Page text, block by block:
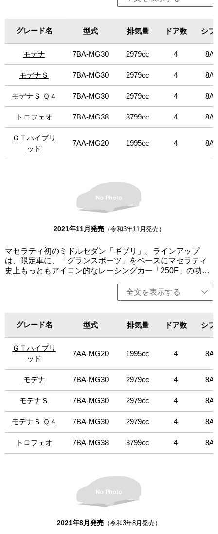
リアカラーに併せて、レッドもしくはイエローの専用ステ
用ホイールライン（イエロー）を採用。今回、「GTハイブ
リッド」をベースに日本人が古来より親しんできた「黒」
設定（限定24台）。エクステリアデザインではCピラーの
エンブレムが「モデナ」仕様の「黒」に変更された。ま
た、通常シルバー色のサイドGTバッジ、またリアゲートに
刻まれた「maserati」と「Ghibli」の文字も、特別な「黒」
のコーディネートを施している。「モデナS Q4」は左ハン
ドルのみ、その他は左右ハンドル設定。
会的でミニマルなアーバンライフスタイルを体現。「GTハ
を搭載。エクステリアでは、クロームのインサートを施す
ことで、いで立ちがより強化される一方、19インチのホイ
ールのリムには合金が使用されている。インテリアは、ダ
ークミラートリム採用。モデナは、生まれもったエレガン
スとダイナミズム、そして運転する楽しさ、これらのバラ
ンスを求める人のためのモデルとなっている。「モデナ」
は350馬力、「モデナS」には430馬力のV6エンジンをそれ
ぞれ搭載。また、「モデナS」には、ネリッシモ・パックと
セラティの個性である最大限のパフォーマンスを表現。快
適性を犠牲にすることなく、しっかりとパフォーマンスに
フォーカスしている。このトリムは、パッケージ、そして
何よりもパフォーマンスの点で最上位に位置し、580馬力の
強力なV8ツインターボエンジンを搭載。エクステリアは、
カーボンファイバー製のトリム、21インチのアルミホイー
は、フルグレインの「Pieno Fiore」天然皮革を使用したス
ポーツシートを備えた豪華なものとなっている。限定車
に、「グランスポーツ」をベースにマセラティ史上もっと
もアイコン的なレーシングカー「250F」の功績を記念する
台）。インテリアは、ピエノフィオーレレザーにエクステ
ィッチにて提供。その他、専用エンブレム、 専用ロゴ、専
用ホイールライン（イエロー）を採用。今回、価格改定を
行った。「モデナS Q4」は左ハンドルのみ、その他は左右
グレード名
モデナ
モデナＳ
モデナＳ Ｑ４
トロフェオ
ＧＴハイブリ
ッド
グレード名 型式 排気量 ドア数 シフ
モデナ 7BA-MG30 2979cc 4 8AT
モデナＳ 7BA-MG30 2979cc 4 8AT
モデナＳ Ｑ４ 7BA-MG30 2979cc 4 8AT
トロフェオ 7BA-MG38 3799cc 4 8AT
ＧＴハイブリ
ッド
7AA-MG20 1995cc 4 8AT
2021年11月発売（令和3年11月発売）
マセラティ初のミドルセダン「ギブリ」。ラインアップ
は、限定車に、「グランスポーツ」をベースにマセラティ
史上もっともアイコン的なレーシングカー「250F」の功績
（限定14台）。インテリアは、ピエノフィオーレレザーに
エクステリアカラーに併せて、レッドもしくはイエローの
ロゴ、専用ホイールライン（イエロー）を採用。今回、エ
ンブレムロゴを刷新。白とマセラティブルーの2色使いとな
り、よりスタイリッシュになった。併せて、「GT」、「モ
デナ」、「トロフェオ」の新しい3つのトリムを設定。ライ
ンアップは、「GTハイブリッド」、「モデナ」、「モデナ
S」、「モデナS Q4」、「トロフェオ」を用意。GTトリム
は、マセラティの個性、魅力、エレガンスを際立たせ、都
イブリッド」は330馬力の4気筒のマイルドハイブリッドを
搭載。エクステリアでは、クロームのインサートを施すこ
ルのリムには合金が使用されている。インテリアは、ダー
とダイナミズム、そして運転する楽しさ、これらのバラン
スを求める人のためのモデルとなっている。「モデナ」は
れ搭載。インテリアは、ダークミラートリムのインテリア
を採用し、スポーティなラップアラウンドレザーシートを
採用することで、ブランドらしい運転する楽しさを演出。
また、「モデナS」には、ネリッシモ・パックとレッドブレ
である最大限のパフォーマンスを表現。快適性を犠牲にす
全文を表示する
グレード名
ＧＴハイブリ
ッド
モデナ
モデナＳ
モデナＳ Ｑ４
トロフェオ
グレード名 型式 排気量 ドア数 シフ
ＧＴハイブリ
ッド
7AA-MG20 1995cc 4 8AT
モデナ 7BA-MG30 2979cc 4 8AT
モデナＳ 7BA-MG30 2979cc 4 8AT
モデナＳ Ｑ４ 7BA-MG30 2979cc 4 8AT
トロフェオ 7BA-MG38 3799cc 4 8AT
2021年8月発売 （令和3年8月発売）